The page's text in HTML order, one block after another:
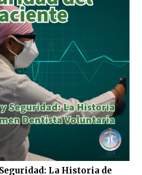
La Historia de